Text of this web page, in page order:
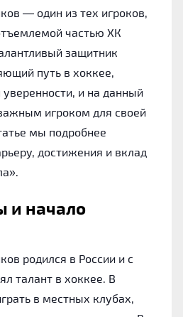
— один из тех игроков,
частью ХК
защитник
путь в хоккее,
и на данный
игроком для своей
мы подробнее
достижения и вклад
и начало
родился в России и с
талант в хоккее. В
в местных клубах,